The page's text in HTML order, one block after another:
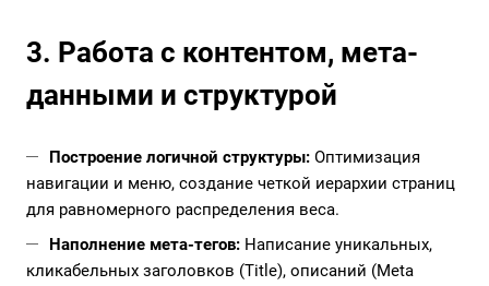
3. Работа с контентом, мета-
данными и структурой
Построение логичной структуры: Оптимизация
навигации и меню, создание четкой иерархии страниц
для равномерного распределения веса.
Наполнение мета-тегов: Написание уникальных,
кликабельных заголовков (Title), описаний (Meta